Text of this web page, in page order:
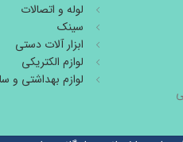
لوله و اتصالات
سینک
ابزار آلات دستی
لوازم الکتریکی
لوازم بهداشتی و